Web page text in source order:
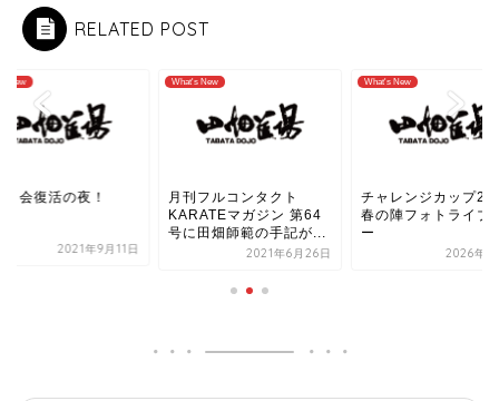
RELATED POST
New
日会復活の夜！
2021年9月11日
What's New
月刊フルコンタクト
KARATEマガジン 第64
号に田畑師範の手記が...
2021年6月26日
What's New
チャレンジカップ
春の陣フォトライブ
ー
2026年5